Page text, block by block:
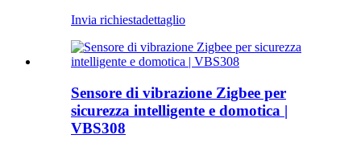
Invia richiestadettaglio
Sensore di vibrazione Zigbee per
sicurezza intelligente e domotica |
VBS308